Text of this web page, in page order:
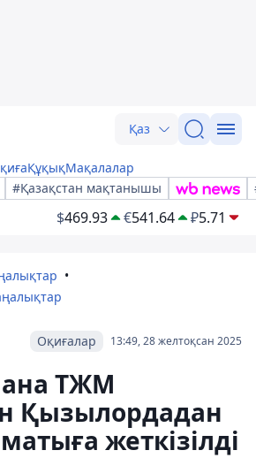
Қаз
ҚұқықМақалалар
#Қазақстан мақтанышы
$469.93 €541.64 ₽5.71
13:49, 28 желтоқсан 2025
Оқиғалар
ТЖМ
Қызылордадан
жеткізілді